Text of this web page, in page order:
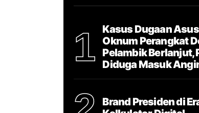
1
Kasus Dugaan
Oknum Perangkat
Pelambik Berlanjut,
Diduga Masuk
Brand Presiden di